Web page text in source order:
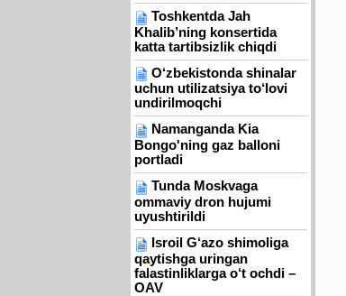
Toshkentda Jah
Khalib’ning konsertida
katta tartibsizlik chiqdi
O‘zbekistonda shinalar
uchun utilizatsiya to‘lovi
undirilmoqchi
Namanganda Kia
Bongo'ning gaz balloni
portladi
Tunda Moskvaga
ommaviy dron hujumi
uyushtirildi
Isroil G‘azo shimoliga
qaytishga uringan
falastinliklarga o‘t ochdi –
OAV